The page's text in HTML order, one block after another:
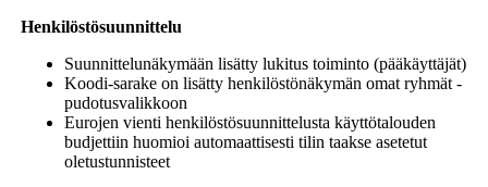
Henkilöstösuunnittelu
Suunnittelunäkymään lisätty lukitus toiminto (pääkäyttäjät)
Koodi-sarake on lisätty henkilöstönäkymän omat ryhmät -
pudotusvalikkoon
Eurojen vienti henkilöstösuunnittelusta käyttötalouden
budjettiin huomioi automaattisesti tilin taakse asetetut
oletustunnisteet